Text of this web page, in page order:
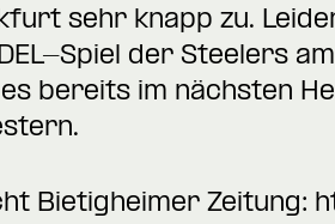
sehr knapp zu.
Spiel der Steelers
bereits im nächsten
Bietigheimer Zeitung: